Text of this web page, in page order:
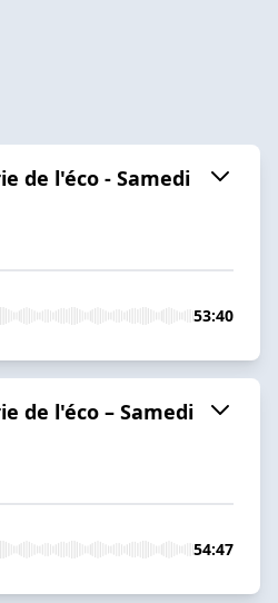
de l'éco - Samedi
53:40
de l'éco – Samedi
54:47